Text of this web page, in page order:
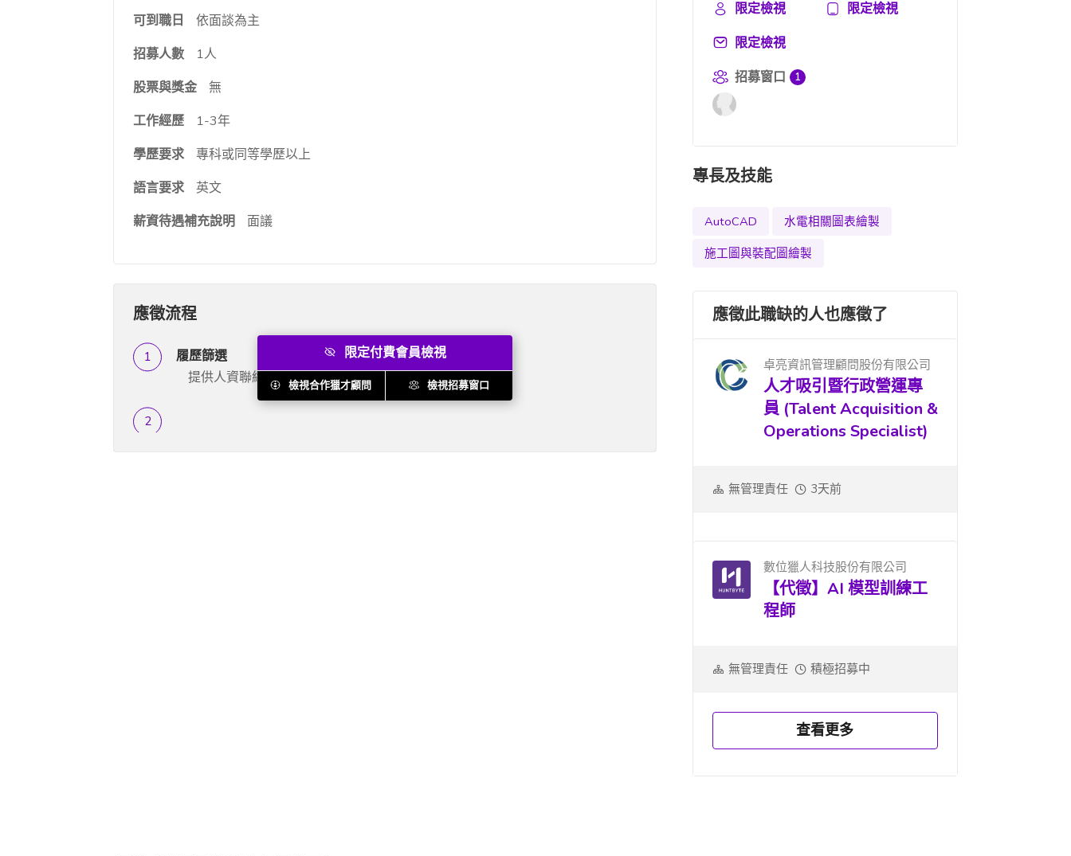
可到職日
依面談為主
招募人數
1人
股票與獎金
無
工作經歷
1-3年
學歷要求
專科或同等學歷以上
語言要求
英文
薪資待遇補充說明
面議
應徵流程
履歷篩選
提供人資聯絡人...
限定付費會員檢視
檢視合作獵才顧問 檢視招募窗口
限定檢視
限定檢視
限定檢視
招募窗口
1
專長及技能
AutoCAD
水電相關圖表繪製
施工圖與裝配圖繪製
應徵此職缺的人也應徵了
卓亮資訊管理顧問股份有限公司
人才吸引暨行政營運專
員 (Talent Acquisition &
Operations Specialist)
無管理責任 3天前
數位獵人科技股份有限公司
【代徵】AI 模型訓練工
程師
無管理責任 積極招募中
查看更多